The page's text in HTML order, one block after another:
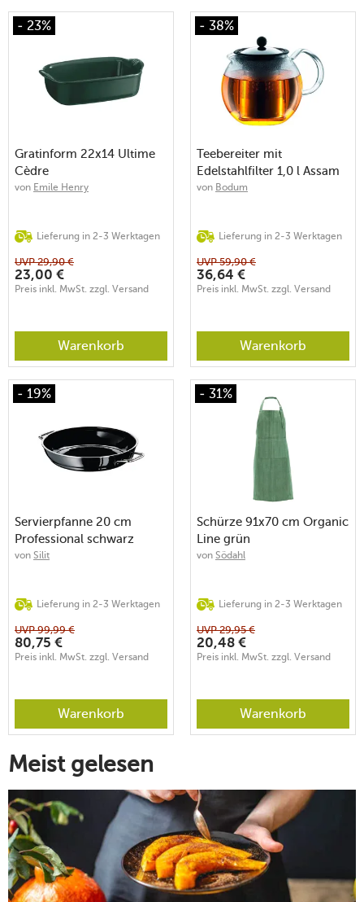
- 23%
Gratinform 22x14 Ultime
Cèdre
von Emile Henry
Lieferung in 2-3 Werktagen
UVP29,90 €
23,00 €
Preis inkl. MwSt. zzgl. Versand
Warenkorb
- 38%
Teebereiter mit
Edelstahlfilter 1,0 l Assam
von Bodum
Lieferung in 2-3 Werktagen
UVP59,90 €
36,64 €
Preis inkl. MwSt. zzgl. Versand
Warenkorb
- 19%
Servierpfanne 20 cm
Professional schwarz
von Silit
Lieferung in 2-3 Werktagen
UVP99,99 €
80,75 €
Preis inkl. MwSt. zzgl. Versand
Warenkorb
- 31%
Schürze 91x70 cm Organic
Line grün
von Södahl
Lieferung in 2-3 Werktagen
UVP29,95 €
20,48 €
Preis inkl. MwSt. zzgl. Versand
Warenkorb
Meist gelesen